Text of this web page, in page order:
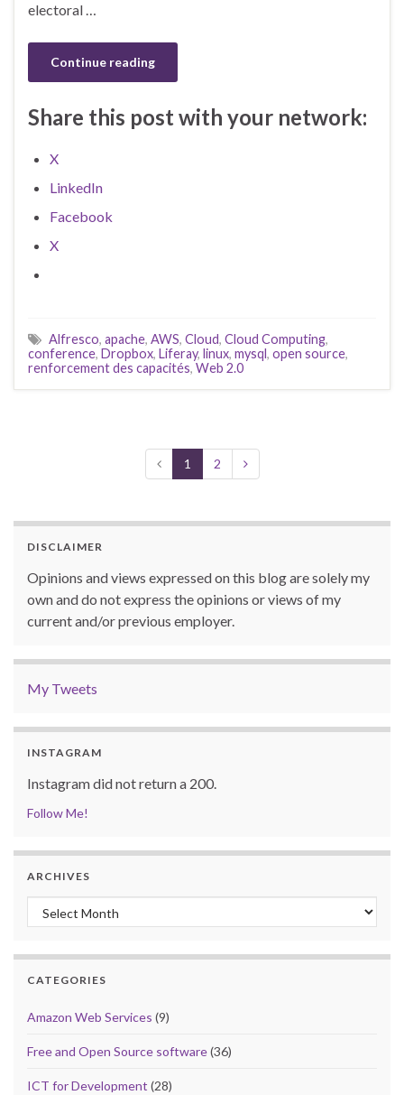
electoral …
Continue reading
Share this post with your network:
X
LinkedIn
Facebook
X
Alfresco, apache, AWS, Cloud, Cloud Computing,
conference, Dropbox, Liferay, linux, mysql , open source,
renforcement des capacités, Web 2.0
1 2
DISCLAIMER
Opinions and views expressed on this blog are solely my
own and do not express the opinions or views of my
current and/or previous employer.
My Tweets
INSTAGRAM
Instagram did not return a 200.
Follow Me!
ARCHIVES
Archives
CATEGORIES
Amazon Web Services (9)
Free and Open Source software(36)
ICT for Development (28)